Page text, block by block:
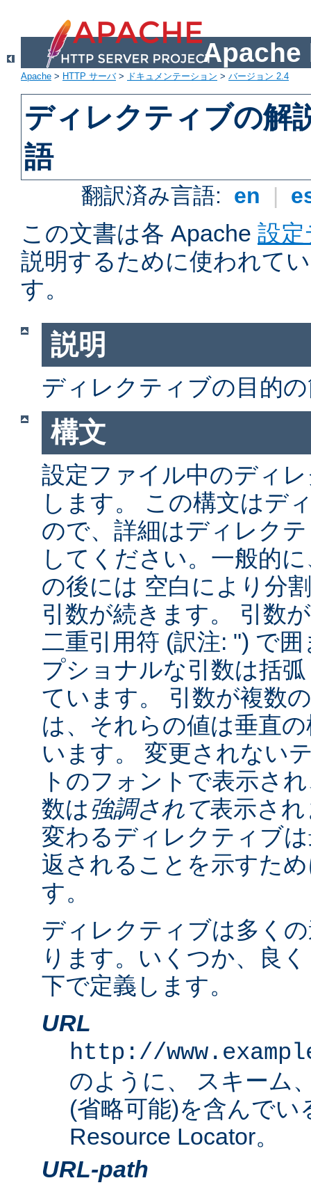
Apache
Apache > HTTP サーバ> ドキュメンテーション > バージョン 2.4
ディレクティブの解
語
翻訳済み言語: en |
この文書は各 Apache 設
説明するために使われて
す。
説明
ディレクティブの目的
構文
設定ファイル中のディ
します。 この構文はデ
ので、詳細はディレク
してください。一般的
の後には 空白により分
引数が続きます。 引数
二重引用符 (訳注: ") で
プショナルな引数は括
ています。 引数が複数
は、それらの値は垂直
います。 変更されない
トのフォントで表示さ
数は強調されて表示さ
変わるディレクティブ
返されることを示すた
す。
ディレクティブは多く
ります。いくつか、良
下で定義します。
URL
http://
のように、 スキーム
(省略可能)を含んでい
Resource Locator。
URL-path